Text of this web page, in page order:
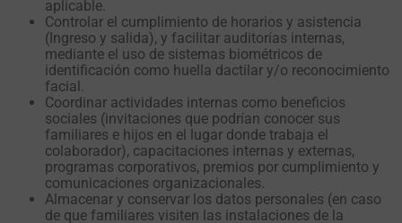
aplicable.
Controlar el cumplimiento de horarios y asistencia
(Ingreso y salida), y facilitar auditorías internas,
mediante el uso de sistemas biométricos de
identificación como huella dactilar y/o reconocimiento
facial.
Coordinar actividades internas como beneficios
sociales (invitaciones que podrían conocer sus
familiares e hijos en el lugar donde trabaja el
colaborador), capacitaciones internas y externas,
programas corporativos, premios por cumplimiento y
comunicaciones organizacionales.
Almacenar y conservar los datos personales (en caso
de que familiares visiten las instalaciones de la